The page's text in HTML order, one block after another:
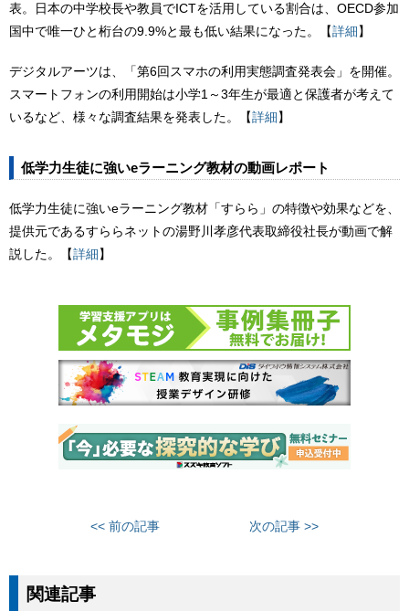
表。日本の中学校長や教員でICTを活用している割合は、OECD参加
国中で唯一ひと桁台の9.9%と最も低い結果になった。【詳細】
デジタルアーツは、「第6回スマホの利用実態調査発表会」を開催。
スマートフォンの利用開始は小学1～3年生が最適と保護者が考えて
いるなど、様々な調査結果を発表した。【詳細】
低学力生徒に強いeラーニング教材の動画レポート
低学力生徒に強いeラーニング教材「すらら」の特徴や効果などを、
提供元であるすららネットの湯野川孝彦代表取締役社長が動画で解
説した。【詳細】
<< 前の記事 次の記事 >>
関連記事